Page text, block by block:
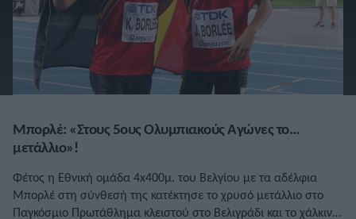
Μπορλέ: «Στους 5ους Ολυμπιακούς Αγώνες το…
μετάλλιο»!
Φέτος η Εθνική ομάδα 4x400μ. του Βελγίου με τα αδέλφια
Μπορλέ στη σύνθεσή της κατέκτησε το χρυσό μετάλλιο στο
Παγκόσμιο Πρωτάθλημα κλειστού στο Βελιγράδι και το χάλκινο